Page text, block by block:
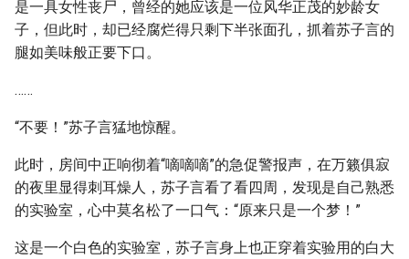
是一具女性丧尸，曾经的她应该是一位风华正茂的妙龄女
子，但此时，却已经腐烂得只剩下半张面孔，抓着苏子言的
腿如美味般正要下口。
……
“不要！”苏子言猛地惊醒。
此时，房间中正响彻着“嘀嘀嘀”的急促警报声，在万籁俱寂
的夜里显得刺耳燥人，苏子言看了看四周，发现是自己熟悉
的实验室，心中莫名松了一口气：“原来只是一个梦！”
这是一个白色的实验室，苏子言身上也正穿着实验用的白大